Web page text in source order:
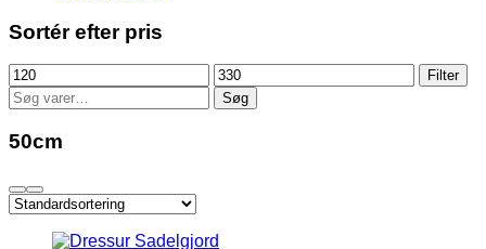
Sortér efter pris
Mindste
pris
Højeste
pris
Filter
Søg
efter:
Søg
50cm